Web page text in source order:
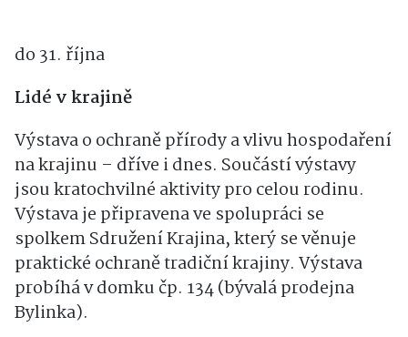
do 31. října
Lidé v krajině
Výstava o ochraně přírody a vlivu hospodaření
na krajinu – dříve i dnes. Součástí výstavy
jsou kratochvilné aktivity pro celou rodinu.
Výstava je připravena ve spolupráci se
spolkem Sdružení Krajina, který se věnuje
praktické ochraně tradiční krajiny. Výstava
probíhá v domku čp. 134 (bývalá prodejna